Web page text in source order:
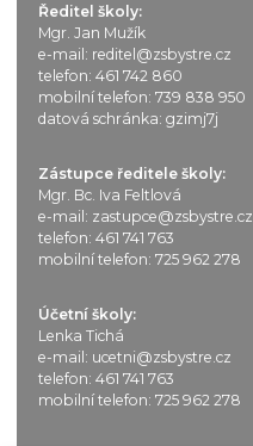
Ředitel školy:
Mgr. Jan Mužík
e-mail: reditel@zsbystre.cz
telefon: 461 742 860
mobilní telefon: 739 838 950
datová schránka: gzimj7j
Zástupce ředitele školy:
Mgr. Bc. Iva Feltlová
e-mail: zastupce@zsbystre.cz
telefon: 461 741 763
mobilní telefon: 725 962 278
Účetní školy:
Lenka Tichá
e-mail: ucetni@zsbystre.cz
telefon: 461 741 763
mobilní telefon: 725 962 278